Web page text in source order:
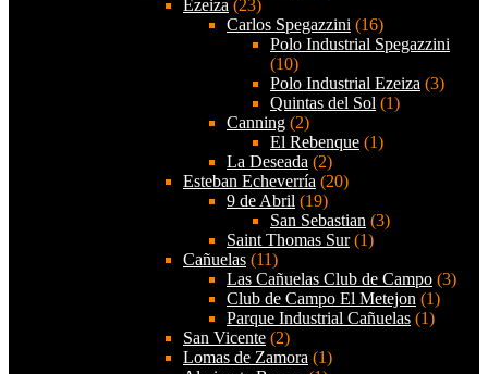
Ezeiza (23)
Carlos Spegazzini (16)
Polo Industrial Spegazzini
(10)
Polo Industrial Ezeiza (3)
Quintas del Sol (1)
Canning (2)
El Rebenque (1)
La Deseada (2)
Esteban Echeverría (20)
9 de Abril (19)
San Sebastian (3)
Saint Thomas Sur(1)
Cañuelas (11)
Las Cañuelas Club de Campo (3)
Club de Campo El Metejon (1)
Parque Industrial Cañuelas (1)
San Vicente (2)
Lomas de Zamora (1)